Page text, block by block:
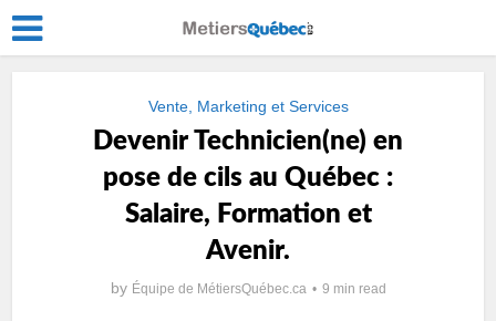
Vente, Marketing et Services
Devenir Technicien(ne) en
pose de cils au Québec :
Salaire, Formation et
Avenir.
by Équipe de MétiersQuébec.ca 9 min read